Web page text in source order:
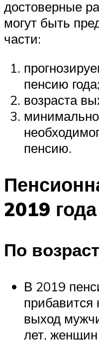
достоверные
могут быть
части:
пенсию года;
возраста
пенсию.
2019 года
По
В 2019
прибавится
выход
лет,